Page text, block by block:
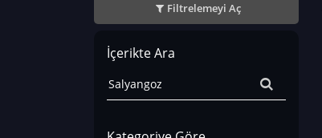
Filtrelemeyi Aç
İçerikte Ara